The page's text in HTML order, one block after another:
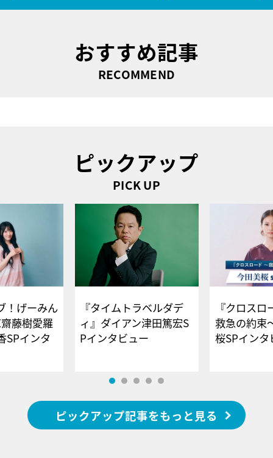
おすすめ記事
RECOMMEND
ピックアップ
PICK UP
！げーみん
藤樹愛羅
SPインタ
『タイムトラベルダデ
ィ』ダイアン津田篤宏S
Pインタビュー
『クロス
救急の約束
桜SPイ
ピックアップ記事をもっと見る